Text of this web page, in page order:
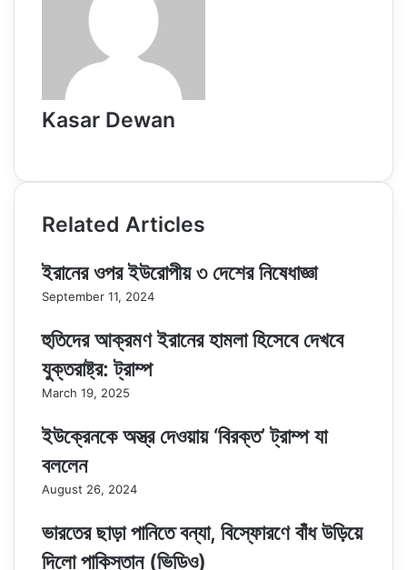
Kasar Dewan
Related Articles
ইরানের ওপর ইউরোপীয় ৩ দেশের নিষেধাজ্ঞা
September 11, 2024
হুতিদের আক্রমণ ইরানের হামলা হিসেবে দেখবে
যুক্তরাষ্ট্র: ট্রাম্প
March 19, 2025
ইউক্রেনকে অস্ত্র দেওয়ায় ‘বিরক্ত’ ট্রাম্প যা
বললেন
August 26, 2024
ভারতের ছাড়া পানিতে বন্যা, বিস্ফোরণে বাঁধ উড়িয়ে
দিলো পাকিস্তান (ভিডিও)